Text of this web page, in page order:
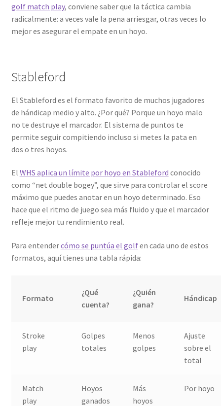
golf match play, conviene saber que la táctica cambia
radicalmente: a veces vale la pena arriesgar, otras veces lo
mejor es asegurar el empate en un hoyo.
Stableford
El Stableford es el formato favorito de muchos jugadores
de hándicap medio y alto. ¿Por qué? Porque un hoyo malo
no te destruye el marcador. El sistema de puntos te
permite seguir compitiendo incluso si metes la pata en
dos o tres hoyos.
El WHS aplica un límite por hoyo en Stableford conocido
como “net double bogey”, que sirve para controlar el score
máximo que puedes anotar en un hoyo determinado. Eso
hace que el ritmo de juego sea más fluido y que el marcador
refleje mejor tu rendimiento real.
Para entendercómo se puntúa el golfen cada uno de estos
formatos, aquí tienes una tabla rápida:
Formato
¿Qué
cuenta?
¿Quién
gana?
Hándicap
Stroke
play
Golpes
totales
Menos
golpes
Ajuste
sobre el
total
Match
play
Hoyos
ganados
Más
hoyos
Por hoyo